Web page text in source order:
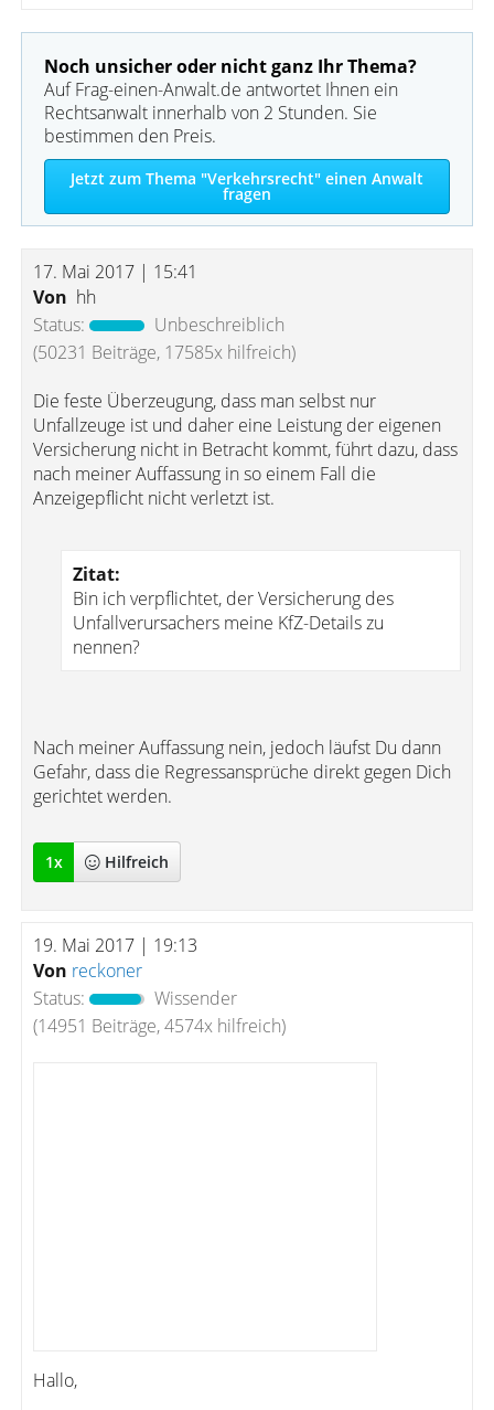
Noch unsicher oder nicht ganz Ihr Thema?
Auf Frag-einen-Anwalt.de antwortet Ihnen ein
Rechtsanwalt innerhalb von 2 Stunden. Sie
bestimmen den Preis.
Jetzt zum Thema "Verkehrsrecht" einen Anwalt
fragen
17. Mai 2017 | 15:41
Von hh
Status:
Unbeschreiblich
(50231 Beiträge, 17585x hilfreich)
Die feste Überzeugung, dass man selbst nur
Unfallzeuge ist und daher eine Leistung der eigenen
Versicherung nicht in Betracht kommt, führt dazu, dass
nach meiner Auffassung in so einem Fall die
Anzeigepflicht nicht verletzt ist.
Zitat:
Bin ich verpflichtet, der Versicherung des
Unfallverursachers meine KfZ-Details zu
nennen?
Nach meiner Auffassung nein, jedoch läufst Du dann
Gefahr, dass die Regressansprüche direkt gegen Dich
gerichtet werden.
1x Hilfreich
19. Mai 2017 | 19:13
Von reckoner
Status:
Wissender
(14951 Beiträge, 4574x hilfreich)
Hallo,